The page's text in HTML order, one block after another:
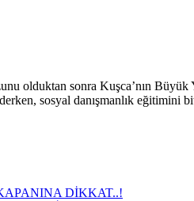
olduktan sonra Kuşca’nın Büyük
sosyal danışmanlık eğitimini
DİKKAT..!